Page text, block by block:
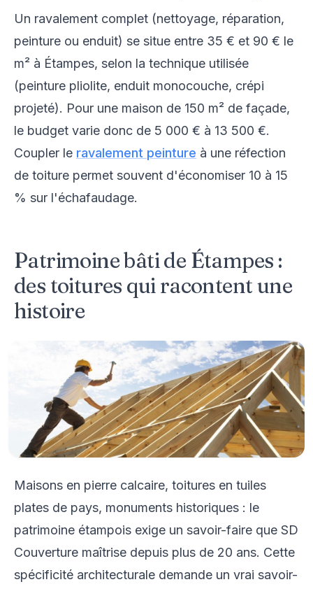
Un ravalement complet (nettoyage, réparation,
peinture ou enduit) se situe entre 35 € et 90 € le
m² à Étampes, selon la technique utilisée
(peinture pliolite, enduit monocouche, crépi
projeté). Pour une maison de 150 m² de façade,
le budget varie donc de 5 000 € à 13 500 €.
Coupler le ravalement peinture à une réfection
de toiture permet souvent d'économiser 10 à 15
% sur l'échafaudage.
Patrimoine bâti de Étampes :
des toitures qui racontent une
histoire
Maisons en pierre calcaire, toitures en tuiles
plates de pays, monuments historiques : le
patrimoine étampois exige un savoir-faire que SD
Couverture maîtrise depuis plus de 20 ans. Cette
spécificité architecturale demande un vrai savoir-